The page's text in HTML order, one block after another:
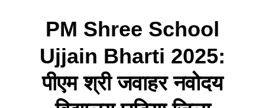
PM Shree School
Ujjain Bharti 2025:
पीएम श्री जवाहर नवोदय